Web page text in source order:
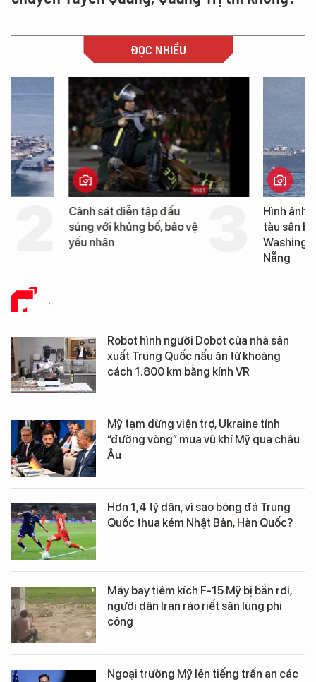
ĐỌC NHIỀU
Cảnh sát diễn tập đấu
súng với khủng bố, bảo vệ
Hình ảnh đầu tiên về
tàu sân bay USS
Washington vừa đến
PHÂN TÍCH
Robot hình người Dobot của nhà sản
xuất Trung Quốc nấu ăn từ khoảng
cách 1.800 km bằng kính VR
Mỹ tạm dừng viện trợ, Ukraine tính
“đường vòng” mua vũ khí Mỹ qua châu
Âu
Hơn 1,4 tỷ dân, vì sao bóng đá Trung
Quốc thua kém Nhật Bản, Hàn Quốc?
Máy bay tiêm kích F-15 Mỹ bị bắn rơi,
người dân Iran ráo riết săn lùng phi
công
Ngoại trưởng Mỹ lên tiếng trấn an các